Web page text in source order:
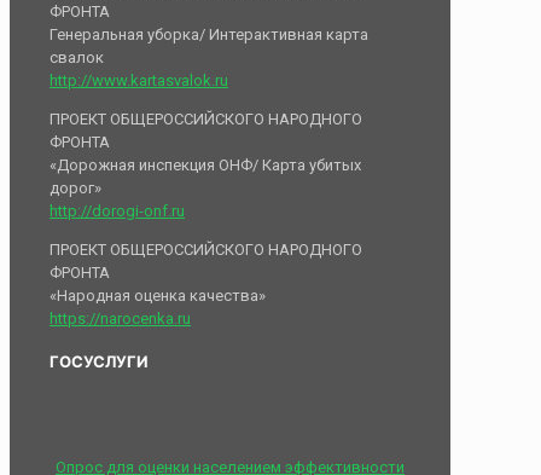
ФРОНТА
Генеральная уборка/ Интерактивная карта
свалок
http://www.kartasvalok.ru
ПРОЕКТ ОБЩЕРОССИЙСКОГО НАРОДНОГО
ФРОНТА
«Дорожная инспекция ОНФ/ Карта убитых
дорог»
http://dorogi-onf.ru
ПРОЕКТ ОБЩЕРОССИЙСКОГО НАРОДНОГО
ФРОНТА
«Народная оценка качества»
https://narocenka.ru
ГОСУСЛУГИ
Опрос для оценки населением эффективности